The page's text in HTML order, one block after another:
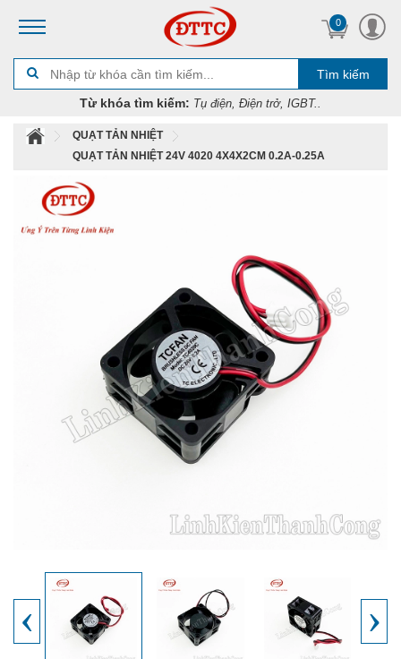
0
Tìm kiếm
Từ khóa tìm kiếm: Tụ điện, Điện trở, IGBT..
QUẠT TẢN NHIỆT
QUẠT TẢN NHIỆT 24V 4020 4X4X2CM 0.2A-0.25A
‹ ›